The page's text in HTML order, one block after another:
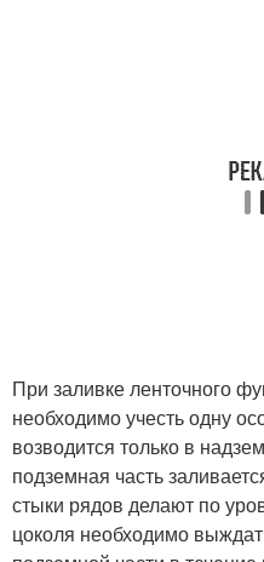
При заливке ленточного
необходимо учесть одну
возводится только в
подземная часть
стыки рядов делают по
цоколя необходимо